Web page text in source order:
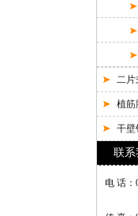
二片
植筋
干壁
联系
电 话：